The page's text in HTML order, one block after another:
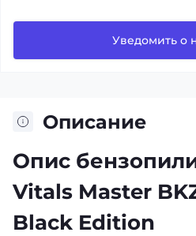
Уведомить о
Описание
Опис
Vitals Master
Black Edition